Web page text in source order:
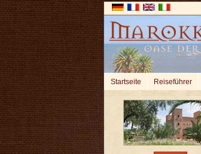
Startseite Reiseführer